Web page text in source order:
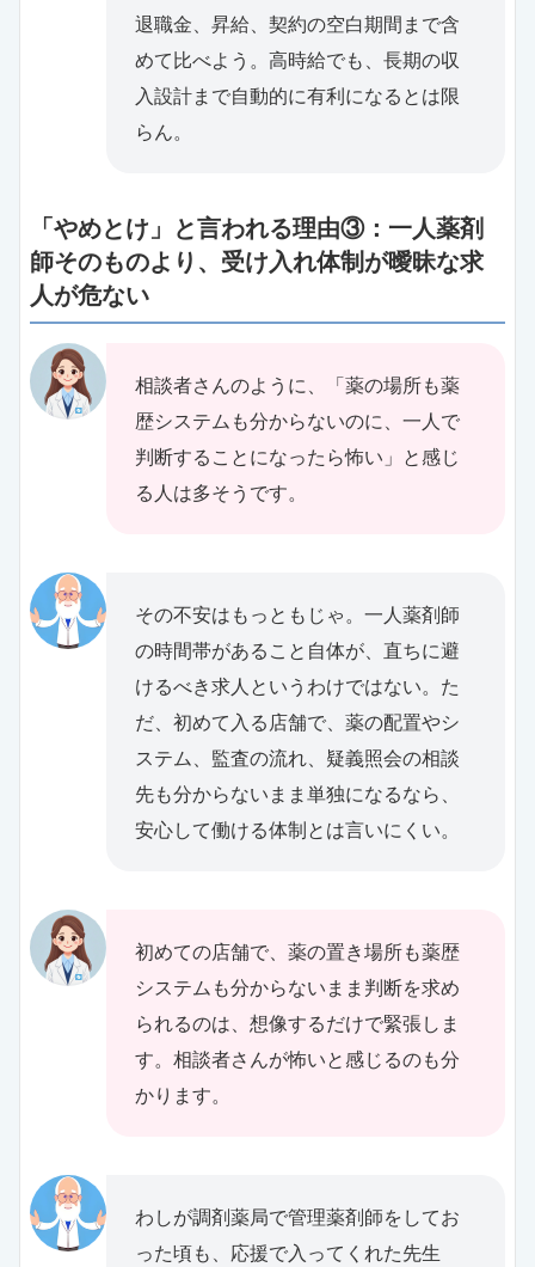
退職金、昇給、契約の空白期間まで含
めて比べよう。高時給でも、長期の収
入設計まで自動的に有利になるとは限
らん。
「やめとけ」と言われる理由③：一人薬剤
師そのものより、受け入れ体制が曖昧な求
人が危ない
相談者さんのように、「薬の場所も薬
歴システムも分からないのに、一人で
判断することになったら怖い」と感じ
る人は多そうです。
その不安はもっともじゃ。一人薬剤師
の時間帯があること自体が、直ちに避
けるべき求人というわけではない。た
だ、初めて入る店舗で、薬の配置やシ
ステム、監査の流れ、疑義照会の相談
先も分からないまま単独になるなら、
安心して働ける体制とは言いにくい。
初めての店舗で、薬の置き場所も薬歴
システムも分からないまま判断を求め
られるのは、想像するだけで緊張しま
す。相談者さんが怖いと感じるのも分
かります。
わしが調剤薬局で管理薬剤師をしてお
った頃も、応援で入ってくれた先生